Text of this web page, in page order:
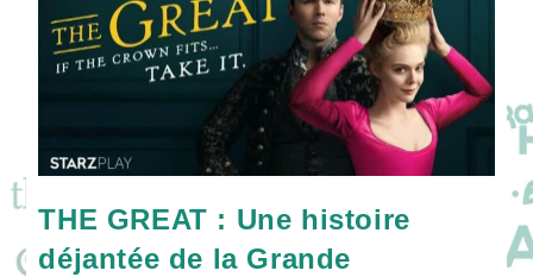
« Coup »
?
THE GREAT : Une histoire
déjantée de la Grande